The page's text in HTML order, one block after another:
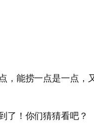
能捞一点是一点
了！你们猜猜看吧？